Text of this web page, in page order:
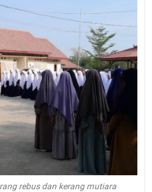
rebus dan kerang mutiara